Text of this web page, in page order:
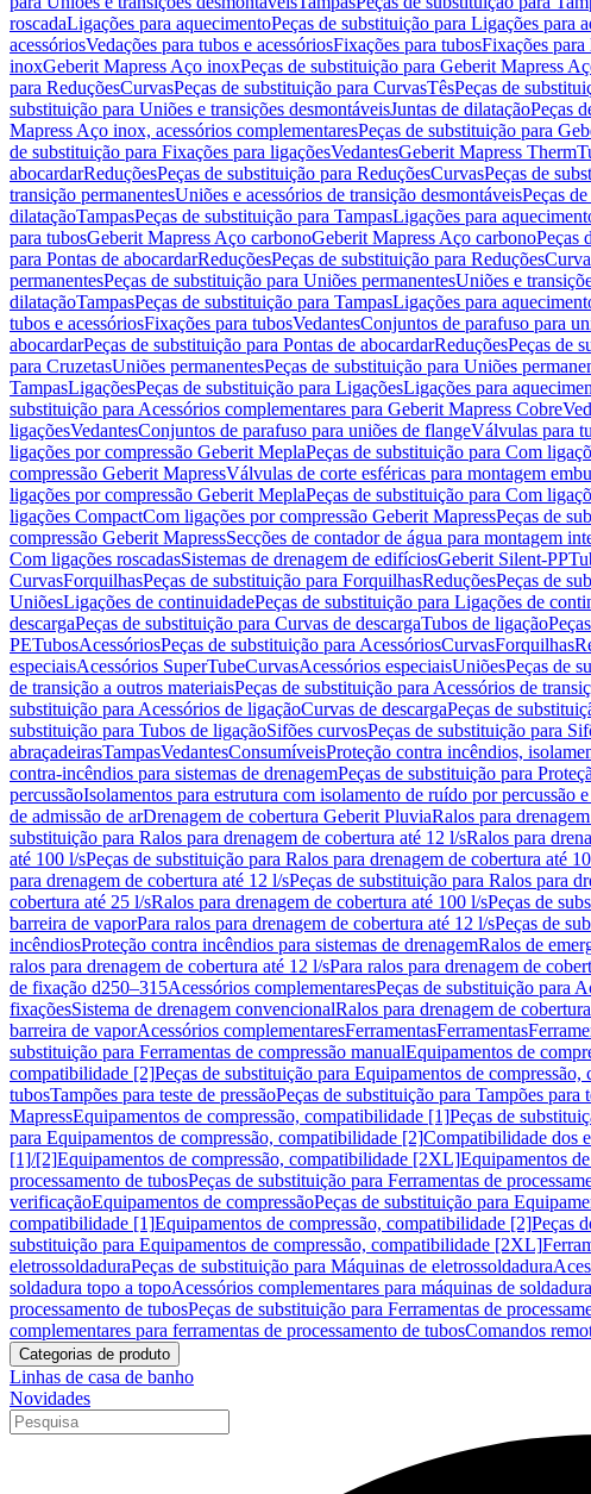
roscadaLigações para aquecimentoPeças de substituição para Ligações para
acessóriosVedações para tubos e acessóriosFixações para tubosFixações para
inoxGeberit Mapress Aço inoxPeças de substituição para Geberit Mapress
para ReduçõesCurvasPeças de substituição para CurvasTêsPeças de
substituição para Uniões e transições desmontáveisJuntas de dilataçãoPeças
Mapress Aço inox, acessórios complementaresPeças de substituição para
de substituição para Fixações para ligaçõesVedantesGeberit Mapress Therm
abocardarReduçõesPeças de substituição para ReduçõesCurvasPeças de
transição permanentesUniões e acessórios de transição desmontáveisPeças
dilataçãoTampasPeças de substituição para TampasLigações para
para tubosGeberit Mapress Aço carbonoGeberit Mapress Aço carbonoPeças
para Pontas de abocardarReduçõesPeças de substituição para Reduções
permanentesPeças de substituição para Uniões permanentesUniões e
dilataçãoTampasPeças de substituição para TampasLigações para
tubos e acessóriosFixações para tubosVedantesConjuntos de parafuso para
abocardarPeças de substituição para Pontas de abocardarReduçõesPeças de
para CruzetasUniões permanentesPeças de substituição para Uniões
TampasLigaçõesPeças de substituição para LigaçõesLigações para
substituição para Acessórios complementares para Geberit Mapress Cobre
ligaçõesVedantesConjuntos de parafuso para uniões de flangeVálvulas para
ligações por compressão Geberit MeplaPeças de substituição para Com
compressão Geberit MapressVálvulas de corte esféricas para montagem
ligações por compressão Geberit MeplaPeças de substituição para Com
ligações CompactCom ligações por compressão Geberit MapressPeças de
compressão Geberit MapressSecções de contador de água para montagem
Com ligações roscadasSistemas de drenagem de edifíciosGeberit Silent-PP
CurvasForquilhasPeças de substituição para ForquilhasReduçõesPeças de
UniõesLigações de continuidadePeças de substituição para Ligações de
descargaPeças de substituição para Curvas de descargaTubos de ligação
PETubosAcessóriosPeças de substituição para AcessóriosCurvasForquilhas
especiaisAcessórios SuperTubeCurvasAcessórios especiaisUniõesPeças de
de transição a outros materiaisPeças de substituição para Acessórios de
substituição para Acessórios de ligaçãoCurvas de descargaPeças de
substituição para Tubos de ligaçãoSifões curvosPeças de substituição para
abraçadeirasTampasVedantesConsumíveisProteção contra incêndios,
contra-incêndios para sistemas de drenagemPeças de substituição para
percussãoIsolamentos para estrutura com isolamento de ruído por percussão
de admissão de arDrenagem de cobertura Geberit PluviaRalos para
substituição para Ralos para drenagem de cobertura até 12 l/sRalos para
até 100 l/sPeças de substituição para Ralos para drenagem de cobertura até
para drenagem de cobertura até 12 l/sPeças de substituição para Ralos para
cobertura até 25 l/sRalos para drenagem de cobertura até 100 l/sPeças de
barreira de vaporPara ralos para drenagem de cobertura até 12 l/sPeças de
incêndiosProteção contra incêndios para sistemas de drenagemRalos de
ralos para drenagem de cobertura até 12 l/sPara ralos para drenagem de
de fixação d250–315Acessórios complementaresPeças de substituição para
fixaçõesSistema de drenagem convencionalRalos para drenagem de cobertura
barreira de vaporAcessórios complementaresFerramentasFerramentas
substituição para Ferramentas de compressão manualEquipamentos de
compatibilidade [2]Peças de substituição para Equipamentos de
tubosTampões para teste de pressãoPeças de substituição para Tampões para
MapressEquipamentos de compressão, compatibilidade [1]Peças de
para Equipamentos de compressão, compatibilidade [2]Compatibilidade dos
[1]/[2]Equipamentos de compressão, compatibilidade [2XL]Equipamentos
processamento de tubosPeças de substituição para Ferramentas de
verificaçãoEquipamentos de compressãoPeças de substituição para
compatibilidade [1]Equipamentos de compressão, compatibilidade [2]Peças
substituição para Equipamentos de compressão, compatibilidade [2XL]
eletrossoldaduraPeças de substituição para Máquinas de eletrossoldadura
soldadura topo a topoAcessórios complementares para máquinas de
processamento de tubosPeças de substituição para Ferramentas de
complementares para ferramentas de processamento de tubosComandos
Categorias de produto
Linhas de casa de banho
Novidades